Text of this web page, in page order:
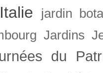
Italie
jardin
Jardins
du